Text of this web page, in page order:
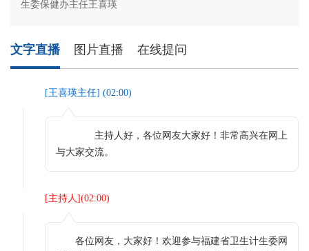
生委保健办主任王喜瑛
文字直播 图片直播 在线提问
[王喜瑛主任] (02:00)
主持人好，各位网友大家好！非常高兴在网上
与大家交流。
[主持人 ](02:00)
各位网友，大家好！欢迎参与福建省卫生计生委网